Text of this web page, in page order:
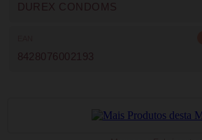
DUREX CONDOMS
8428076002193